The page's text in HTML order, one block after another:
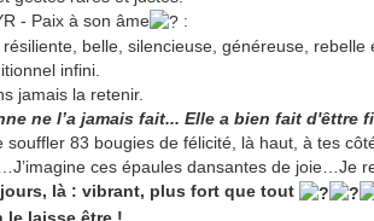
- Paix à son âme
:
belle, silencieuse, généreuse, rebelle
infini.
jamais la retenir.
ne l’a jamais fait... Elle a bien fait d'êttre
souffler 83 bougies de félicité, là haut, à tes
ces épaules dansantes de
là : vibrant, plus fort que tout
le laisse être !